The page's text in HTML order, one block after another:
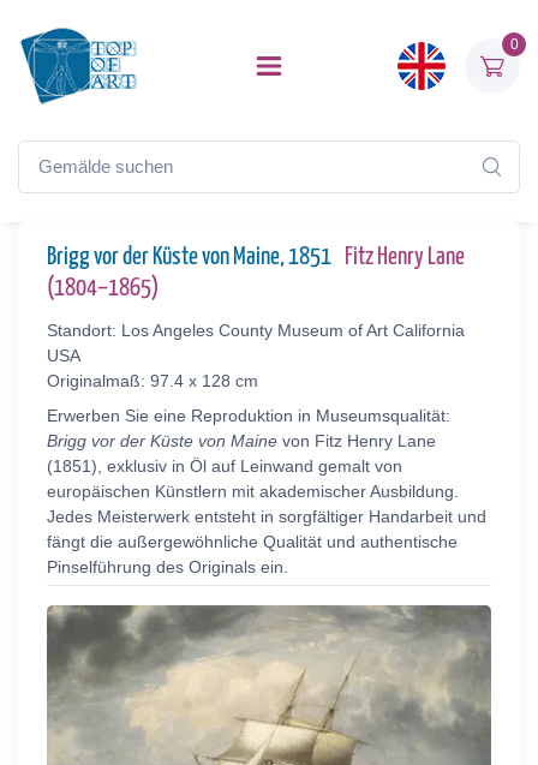
0
Brigg vor der Küste von Maine, 1851
Fitz Henry Lane
(1804–1865)
Standort: Los Angeles County Museum of Art California
USA
Originalmaß: 97.4 x 128 cm
Erwerben Sie eine Reproduktion in Museumsqualität:
Brigg vor der Küste von Maine von Fitz Henry Lane
(1851), exklusiv in Öl auf Leinwand gemalt von
europäischen Künstlern mit akademischer Ausbildung.
Jedes Meisterwerk entsteht in sorgfältiger Handarbeit und
fängt die außergewöhnliche Qualität und authentische
Pinselführung des Originals ein.